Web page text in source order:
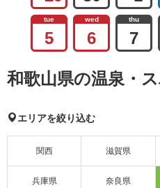
tue
5
wed
6
thu
7
和歌山県の温泉・
エリアを絞り込む
関西 滋賀県
兵庫県 奈良県